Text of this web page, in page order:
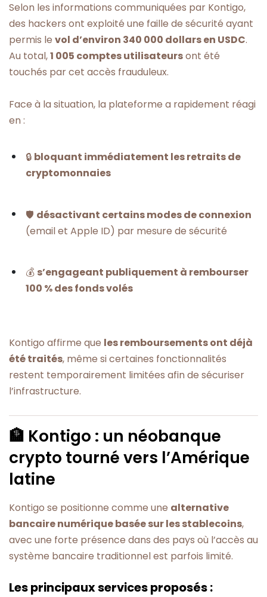
Selon les informations communiquées par Kontigo,
des hackers ont exploité une faille de sécurité ayant
permis le vol d’environ 340 000 dollars en USDC.
Au total,1 005 comptes utilisateursont été
touchés par cet accès frauduleux.
Face à la situation, la plateforme a rapidement réagi
en :
🔒 bloquant immédiatement les retraits de
cryptomonnaies
🛡️ désactivant certains modes de connexion
(email et Apple ID) par mesure de sécurité
💰 s’engageant publiquement à rembourser
100 % des fonds volés
Kontigo affirme que les remboursements ont déjà
été traités, même si certaines fonctionnalités
restent temporairement limitées afin de sécuriser
l’infrastructure.
🏦 Kontigo : un néobanque
crypto tourné vers l’Amérique
latine
Kontigo se positionne comme une alternative
bancaire numérique basée sur les stablecoins,
avec une forte présence dans des pays où l’accès au
système bancaire traditionnel est parfois limité.
Les principaux services proposés :